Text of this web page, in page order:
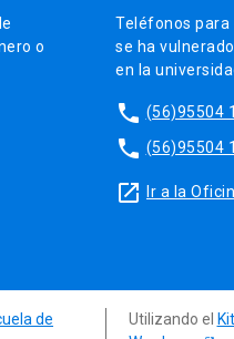
o
Teléfonos para
se ha
en la
phone (56)95504
phone (56)95504
launch Ir a la
de
Utilizando el